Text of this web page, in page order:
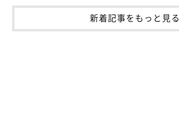
らいとくんのかわいらしい姿
写真提供／＠VMuESAPpR90SVlr新着記事をもっと見る